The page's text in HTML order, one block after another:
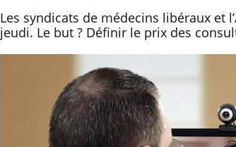
Les syndicats de médecins libéraux et
jeudi. Le but ? Définir le prix des